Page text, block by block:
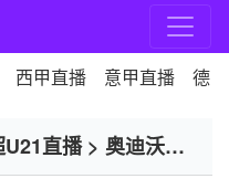
西甲直播 意甲直播 德
直播> 奥迪沃德